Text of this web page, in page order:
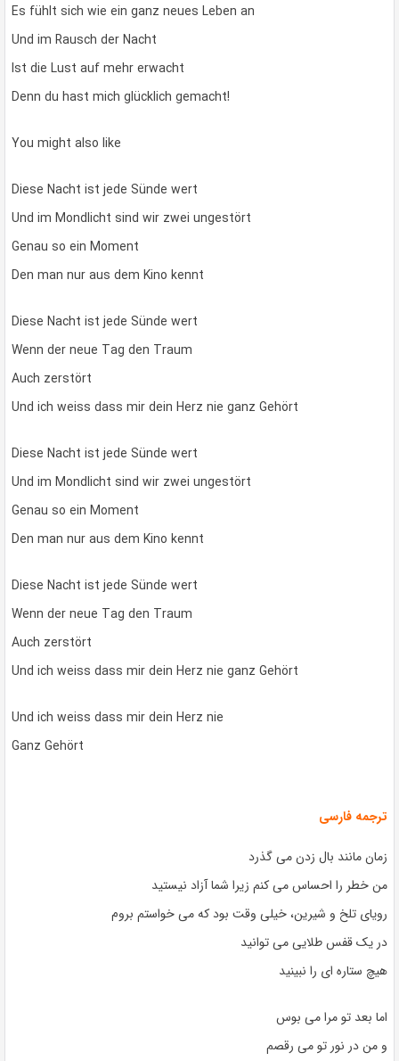
Es fühlt sich wie ein ganz neues Leben an
Und im Rausch der Nacht
Ist die Lust auf mehr erwacht
Denn du hast mich glücklich gemacht!
You might also like
Diese Nacht ist jede Sünde wert
Und im Mondlicht sind wir zwei ungestört
Genau so ein Moment
Den man nur aus dem Kino kennt
Diese Nacht ist jede Sünde wert
Wenn der neue Tag den Traum
Auch zerstört
Und ich weiss dass mir dein Herz nie ganz Gehört
Diese Nacht ist jede Sünde wert
Und im Mondlicht sind wir zwei ungestört
Genau so ein Moment
Den man nur aus dem Kino kennt
Diese Nacht ist jede Sünde wert
Wenn der neue Tag den Traum
Auch zerstört
Und ich weiss dass mir dein Herz nie ganz Gehört
Und ich weiss dass mir dein Herz nie
Ganz Gehört
ترجمه فارسی
زمان مانند بال زدن می گذرد
من خطر را احساس می کنم زیرا شما آزاد نیستید
رویای تلخ و شیرین، خیلی وقت بود که می خواستم بروم
در یک قفس طلایی می توانید
هیچ ستاره ای را نبینید
اما بعد تو مرا می بوس
و من در نور تو می رقصم